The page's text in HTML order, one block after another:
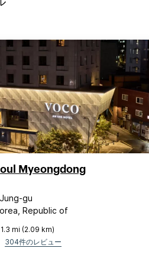
Myeongdong
gu
Republic of
mi (2.09 km)
304件のレビュー